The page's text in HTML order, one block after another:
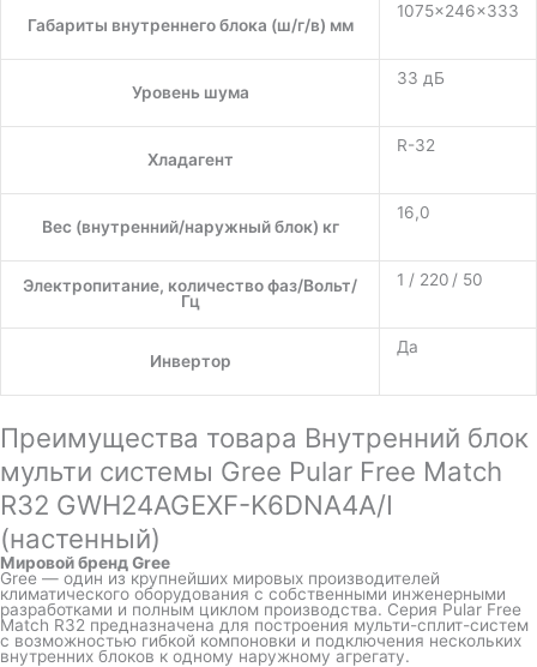
Габариты внутреннего блока (ш/г/в) мм
1075×246×333
Уровень шума
33 дБ
Хладагент
R-32
Вес (внутренний/наружный блок) кг
16,0
Электропитание, количество фаз/Вольт/
Гц
1 / 220 / 50
Инвертор
Да
Преимущества товара Внутренний блок
мульти системы Gree Pular Free Match
R32 GWH24AGEXF-K6DNA4A/I
(настенный)
Мировой бренд Gree
Gree — один из крупнейших мировых производителей
климатического оборудования с собственными инженерными
разработками и полным циклом производства. Серия Pular Free
Match R32 предназначена для построения мульти-сплит-систем
с возможностью гибкой компоновки и подключения нескольких
внутренних блоков к одному наружному агрегату.